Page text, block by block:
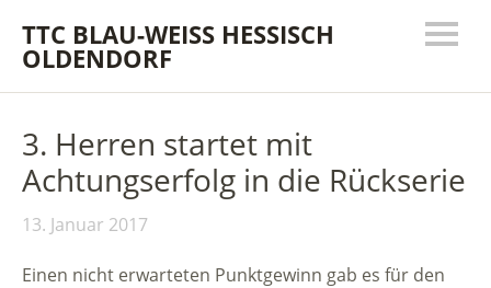
TTC BLAU-WEISS HESSISCH
OLDENDORF
3. Herren startet mit
Achtungserfolg in die Rückserie
13. Januar 2017
Einen nicht erwarteten Punktgewinn gab es für den